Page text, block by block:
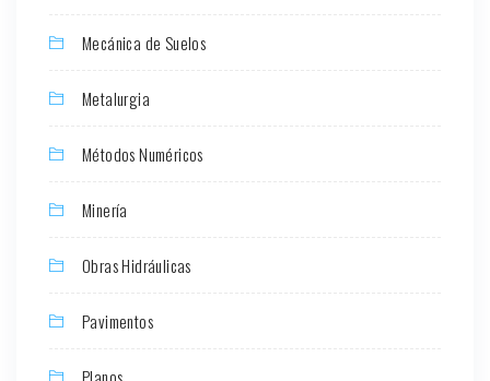
Mecánica de Suelos
Metalurgia
Métodos Numéricos
Minería
Obras Hidráulicas
Pavimentos